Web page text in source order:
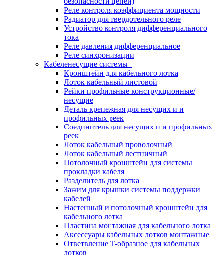
Реле контроля коэффициента мощности
Радиатор для твердотельного реле
Устройство контроля дифференциального
тока
Реле давления дифференциальное
Реле синхронизации
Кабеленесущие системы
Кронштейн для кабельного лотка
Лоток кабельный листовой
Рейки профильные конструкционные/
несущие
Деталь крепежная для несущих и и
профильных реек
Соединитель для несущих и и профильных
реек
Лоток кабельный проволочный
Лоток кабельный лестничный
Потолочный кронштейн для системы
прокладки кабеля
Разделитель для лотка
Зажим для крышки системы поддержки
кабелей
Настенный и потолочный кронштейн для
кабельного лотка
Пластина монтажная для кабельного лотка
Аксессуары кабельных лотков монтажные
Ответвление Т-образное для кабельных
лотков